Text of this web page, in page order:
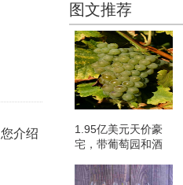
介绍
图文推荐
1.95亿美元天价豪
宅，带葡萄园和酒